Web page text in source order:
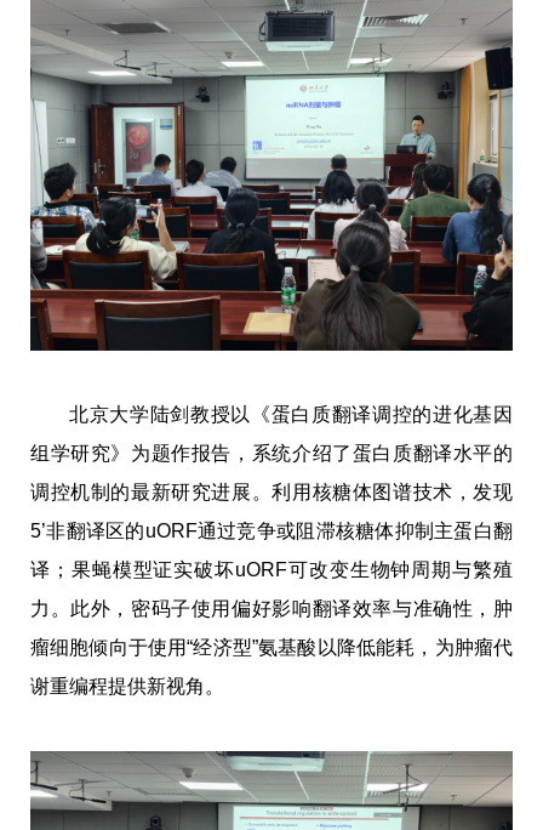
北京大学陆剑教授以《蛋白质翻译调控的进化基因
组学研究》为题作报告，系统介绍了蛋白质翻译水平的
调控机制的最新研究进展。利用核糖体图谱技术，发现
5’非翻译区的uORF通过竞争或阻滞核糖体抑制主蛋白翻
译；果蝇模型证实破坏uORF可改变生物钟周期与繁殖
力。此外，密码子使用偏好影响翻译效率与准确性，肿
瘤细胞倾向于使用“经济型”氨基酸以降低能耗，为肿瘤代
谢重编程提供新视角。